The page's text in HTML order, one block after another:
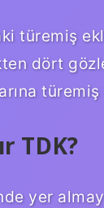
türemiş
dört
TDK?
yer